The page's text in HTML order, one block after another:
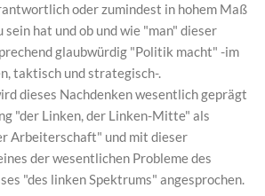
oder zumindest in hohem Maß
hat und ob und wie "man" dieser
glaubwürdig "Politik macht" -im
taktisch und strategisch-.
dieses Nachdenken wesentlich geprägt
"der Linken, der Linken-Mitte" als
Arbeiterschaft" und mit dieser
der wesentlichen Probleme des
"des linken Spektrums" angesprochen.